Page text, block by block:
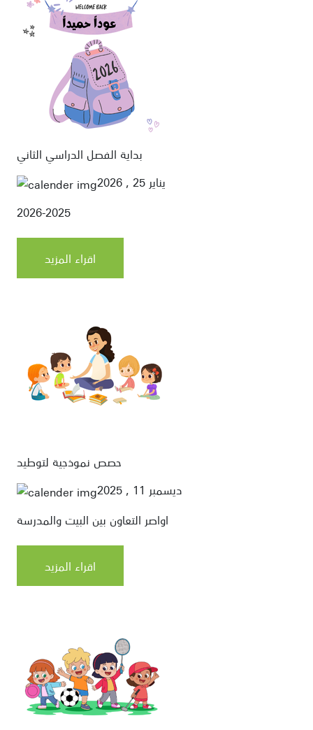
بداية الفصل الدراسي الثاني
يناير 25 , 2026
2026-2025
اقراء المزيد
حصص نموذجية لتوطيد
ديسمبر 11 , 2025
اواصر التعاون بين البيت والمدرسة
اقراء المزيد